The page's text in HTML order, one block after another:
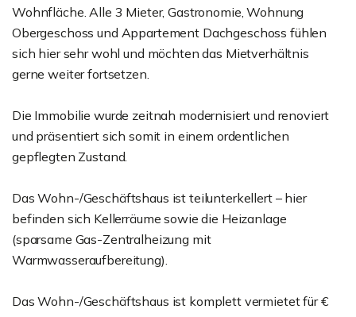
Wohnfläche. Alle 3 Mieter, Gastronomie, Wohnung
Obergeschoss und Appartement Dachgeschoss fühlen
sich hier sehr wohl und möchten das Mietverhältnis
gerne weiter fortsetzen.
Die Immobilie wurde zeitnah modernisiert und renoviert
und präsentiert sich somit in einem ordentlichen
gepflegten Zustand.
Das Wohn-/Geschäftshaus ist teilunterkellert – hier
befinden sich Kellerräume sowie die Heizanlage
(sparsame Gas-Zentralheizung mit
Warmwasseraufbereitung).
Das Wohn-/Geschäftshaus ist komplett vermietet für €